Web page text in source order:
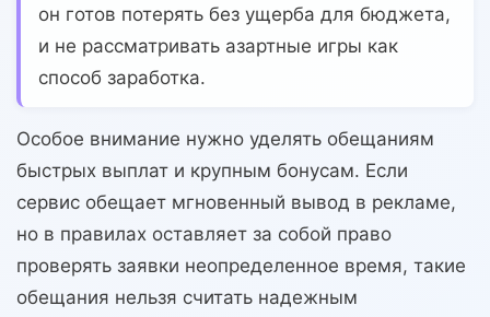
он готов потерять без ущерба для бюджета,
и не рассматривать азартные игры как
способ заработка.
Особое внимание нужно уделять обещаниям
быстрых выплат и крупным бонусам. Если
сервис обещает мгновенный вывод в рекламе,
но в правилах оставляет за собой право
проверять заявки неопределенное время, такие
обещания нельзя считать надежным